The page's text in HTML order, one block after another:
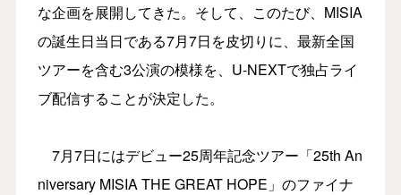
な企画を展開してきた。そして、このたび、MISIA
の誕生日当日である7月7日を皮切りに、最新全国
ツアーを含む3公演の模様を、U-NEXTで独占ライ
ブ配信することが決定した。
7月7日にはデビュー25周年記念ツアー「25th An
niversary MISIA THE GREAT HOPE」のファイナ